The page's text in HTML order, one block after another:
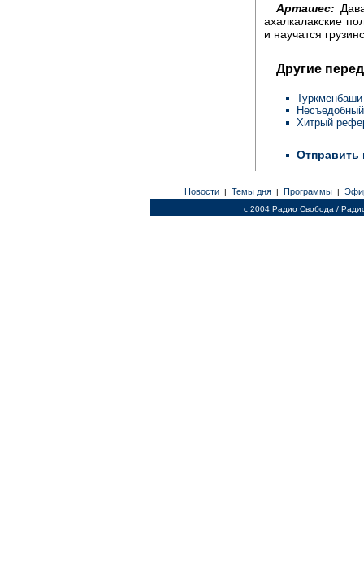
Арташес:
ахалкалакские
и научатся
Другие
Хитрый
Отправить
Новости | Темы дня | Программы |
c 2004 Радио Свобода /